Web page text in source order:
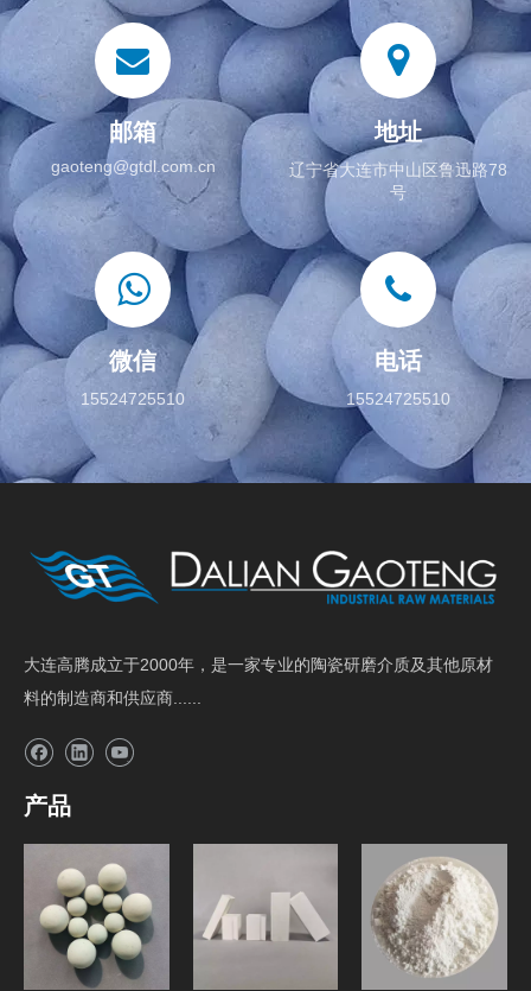
邮箱
gaoteng@gtdl.com.cn
地址
辽宁省大连市中山区鲁迅路78
号
微信
15524725510
电话
15524725510
大连高腾成立于2000年，是一家专业的陶瓷研磨介质及其他原材
料的制造商和供应商......
产品
研磨介质 球磨机内衬砖 原料